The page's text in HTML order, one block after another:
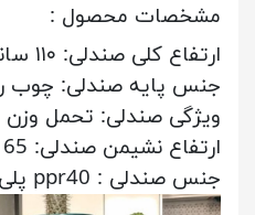
مشخصات محصول :
ارتفاع کلی صندلی: ۱۱۰ سانتی‌متر
جنس پایه صندلی: چوب
ویژگی صندلی: تحمل وزن تا 200
ارتفاع نشیمن صندلی: 65 سانتی‌متر
جنس صندلی : ppr40 پلی پروپیلن (پلیمرنشکن)